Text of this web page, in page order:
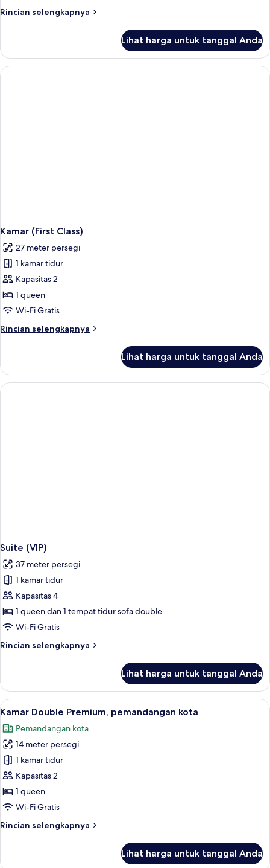
Rincian selengkapnya
Rincian
Kamar
Premium
(Plus)
Lihat harga untuk tanggal Anda
Kamar (First Class)
27 meter persegi
1 kamar tidur
Kapasitas 2
1 queen
Wi-Fi Gratis
Rincian selengkapnya
Rincian
Kamar
(First
Class)
Lihat harga untuk tanggal Anda
Suite (VIP)
37 meter persegi
1 kamar tidur
Kapasitas 4
1 queen dan 1 tempat tidur sofa double
Wi-Fi Gratis
Rincian selengkapnya
Rincian
Suite
(VIP)
Lihat harga untuk tanggal Anda
Lihat
semua
foto
untuk
Kamar
Double
Premium,
pemandangan
1
Kamar Double Premium, pemandangan kota
Pemandangan kota
14 meter persegi
1 kamar tidur
Kapasitas 2
1 queen
Wi-Fi Gratis
Rincian selengkapnya
Rincian
Lihat harga untuk tanggal Anda